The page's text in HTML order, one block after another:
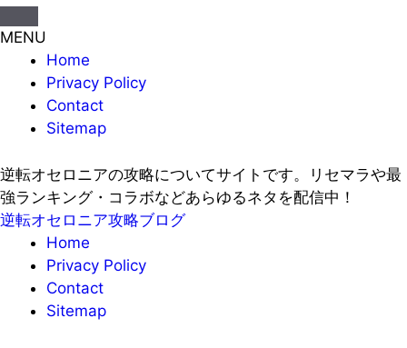
MENU
Home
Privacy Policy
Contact
Sitemap
逆転オセロニアの攻略についてサイトです。リセマラや最
強ランキング・コラボなどあらゆるネタを配信中！
逆転オセロニア攻略ブログ
Home
Privacy Policy
Contact
Sitemap